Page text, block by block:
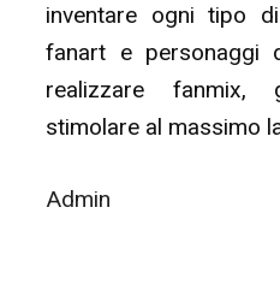
inventare ogni tipo
fanart e personaggi
realizzare fanmix,
stimolare al massimo
Admin